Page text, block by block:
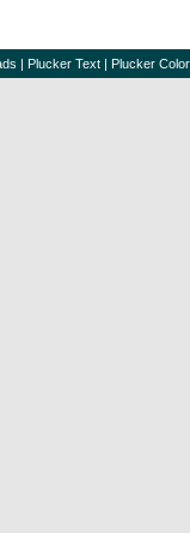
| Plucker Text | Plucker Color